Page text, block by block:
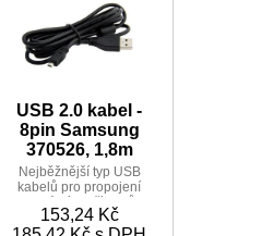
USB 2.0 kabel -
8pin Samsung
370526, 1,8m
Nejběžnější typ USB
kabelů pro propojení
153,24 Kč